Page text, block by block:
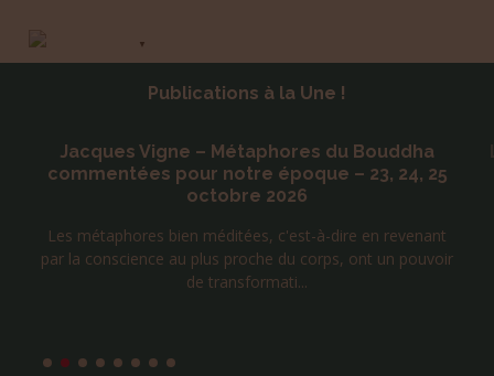
▼
Publications à la Une !
Jacques Vigne – Métaphores du Bouddha
commentées pour notre époque – 23, 24, 25
octobre 2026
Les métaphores bien méditées, c'est-à-dire en revenant
par la conscience au plus proche du corps, ont un pouvoir
de transformati...